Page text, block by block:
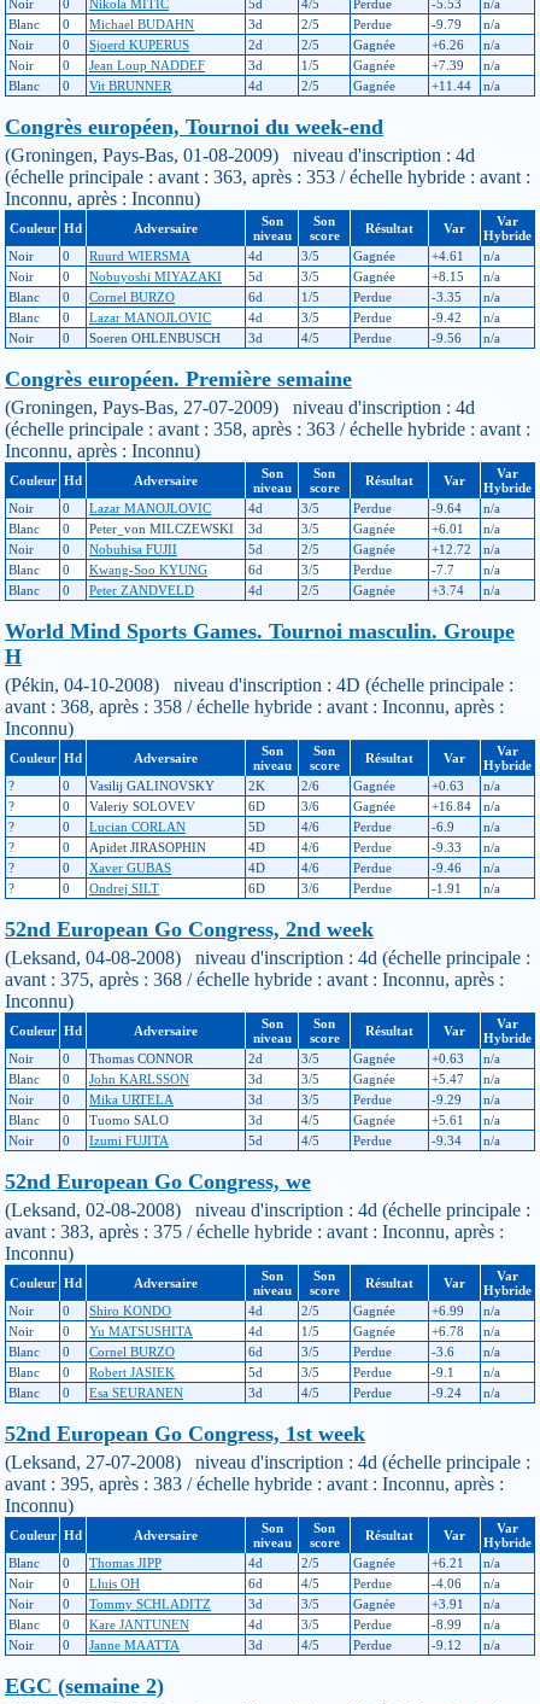
Noir 0 Nikola MITIC 5d 4/5 Perdue -5.53
n/a
Blanc
0 Michael BUDAHN 3d 2/5 Perdue -9.79
n/a
Noir
0 Sjoerd KUPERUS 2d 2/5 Gagnée +6.26
n/a
Noir
0 Jean Loup NADDEF 3d 1/5 Gagnée +7.39
n/a
Blanc
0 Vit BRUNNER 4d 2/5 Gagnée +11.44 n/a
Congrès européen, Tournoi du week-end
(Groningen, Pays-Bas, 01-08-2009) niveau d'inscription : 4d
(échelle principale : avant : 363, après : 353 / échelle hybride : avant :
Inconnu, après : Inconnu)
Couleur Hd Adversaire
Son
niveau
Son
score
Résultat Var
Var
Hybride
Noir
0 Ruurd WIERSMA 4d 3/5 Gagnée +4.61
n/a
Noir
0 Nobuyoshi MIYAZAKI 5d 3/5 Gagnée +8.15
n/a
Blanc
0 Cornel BURZO 6d 1/5 Perdue -3.35
n/a
Blanc
0 Lazar MANOJLOVIC 4d 3/5 Perdue -9.42
n/a
Noir
0 Soeren OHLENBUSCH 3d 4/5 Perdue -9.56 n/a
Congrès européen. Première semaine
(Groningen, Pays-Bas, 27-07-2009) niveau d'inscription : 4d
(échelle principale : avant : 358, après : 363 / échelle hybride : avant :
Inconnu, après : Inconnu)
Couleur Hd Adversaire
Son
niveau
Son
score
Résultat Var
Var
Hybride
Noir
0 Lazar MANOJLOVIC 4d 3/5 Perdue -9.64
n/a
Blanc
0 Peter_von MILCZEWSKI 3d 3/5 Gagnée +6.01
n/a
Noir
0 Nobuhisa FUJII 5d 2/5 Gagnée +12.72
n/a
Blanc
0 Kwang-Soo KYUNG 6d 3/5 Perdue -7.7
n/a
Blanc
0 Peter ZANDVELD 4d 2/5 Gagnée +3.74 n/a
World Mind Sports Games. Tournoi masculin. Groupe
H
(Pékin, 04-10-2008) niveau d'inscription : 4D (échelle principale :
avant : 368, après : 358 / échelle hybride : avant : Inconnu, après :
Inconnu)
Couleur Hd Adversaire
Son
niveau
Son
score
Résultat Var
Var
Hybride
?
0 Vasilij GALINOVSKY 2K 2/6 Gagnée +0.63
n/a
?
0 Valeriy SOLOVEV 6D 3/6 Gagnée +16.84
n/a
?
0 Lucian CORLAN 5D 4/6 Perdue -6.9
n/a
?
0 Apidet JIRASOPHIN 4D 4/6 Perdue -9.33
n/a
?
0 Xaver GUBAS 4D 4/6 Perdue -9.46
n/a
?
0 Ondrej SILT 6D 3/6 Perdue -1.91 n/a
52nd European Go Congress, 2nd week
(Leksand, 04-08-2008) niveau d'inscription : 4d (échelle principale :
avant : 375, après : 368 / échelle hybride : avant : Inconnu, après :
Inconnu)
Couleur Hd Adversaire
Son
niveau
Son
score
Résultat Var
Var
Hybride
Noir
0 Thomas CONNOR 2d 3/5 Gagnée +0.63
n/a
Blanc
0 John KARLSSON 3d 3/5 Gagnée +5.47
n/a
Noir
0 Mika URTELA 3d 3/5 Perdue -9.29
n/a
Blanc
0 Tuomo SALO 3d 4/5 Gagnée +5.61
n/a
Noir
0 Izumi FUJITA 5d 4/5 Perdue -9.34 n/a
52nd European Go Congress, we
(Leksand, 02-08-2008) niveau d'inscription : 4d (échelle principale :
avant : 383, après : 375 / échelle hybride : avant : Inconnu, après :
Inconnu)
Couleur Hd Adversaire
Son
niveau
Son
score
Résultat Var
Var
Hybride
Noir
0 Shiro KONDO 4d 2/5 Gagnée +6.99
n/a
Noir
0 Yu MATSUSHITA 4d 1/5 Gagnée +6.78
n/a
Blanc
0 Cornel BURZO 6d 3/5 Perdue -3.6
n/a
Blanc
0 Robert JASIEK 5d 3/5 Perdue -9.1
n/a
Blanc
0 Esa SEURANEN 3d 4/5 Perdue -9.24 n/a
52nd European Go Congress, 1st week
(Leksand, 27-07-2008) niveau d'inscription : 4d (échelle principale :
avant : 395, après : 383 / échelle hybride : avant : Inconnu, après :
Inconnu)
Couleur Hd Adversaire
Son
niveau
Son
score
Résultat Var
Var
Hybride
Blanc
0 Thomas JIPP 4d 2/5 Gagnée +6.21
n/a
Noir
0 Lluis OH 6d 4/5 Perdue -4.06
n/a
Noir
0 Tommy SCHLADITZ 3d 3/5 Gagnée +3.91
n/a
Blanc
0 Kare JANTUNEN 4d 3/5 Perdue -8.99
n/a
Noir
0 Janne MAATTA 3d 4/5 Perdue -9.12 n/a
EGC (semaine 2)